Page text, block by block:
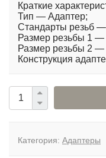
Краткие
Тип — Адаптер;
Стандарты резьб
Размер резьбы 1 —
Размер резьбы 2 —
Конструкция
Категория: Адаптеры